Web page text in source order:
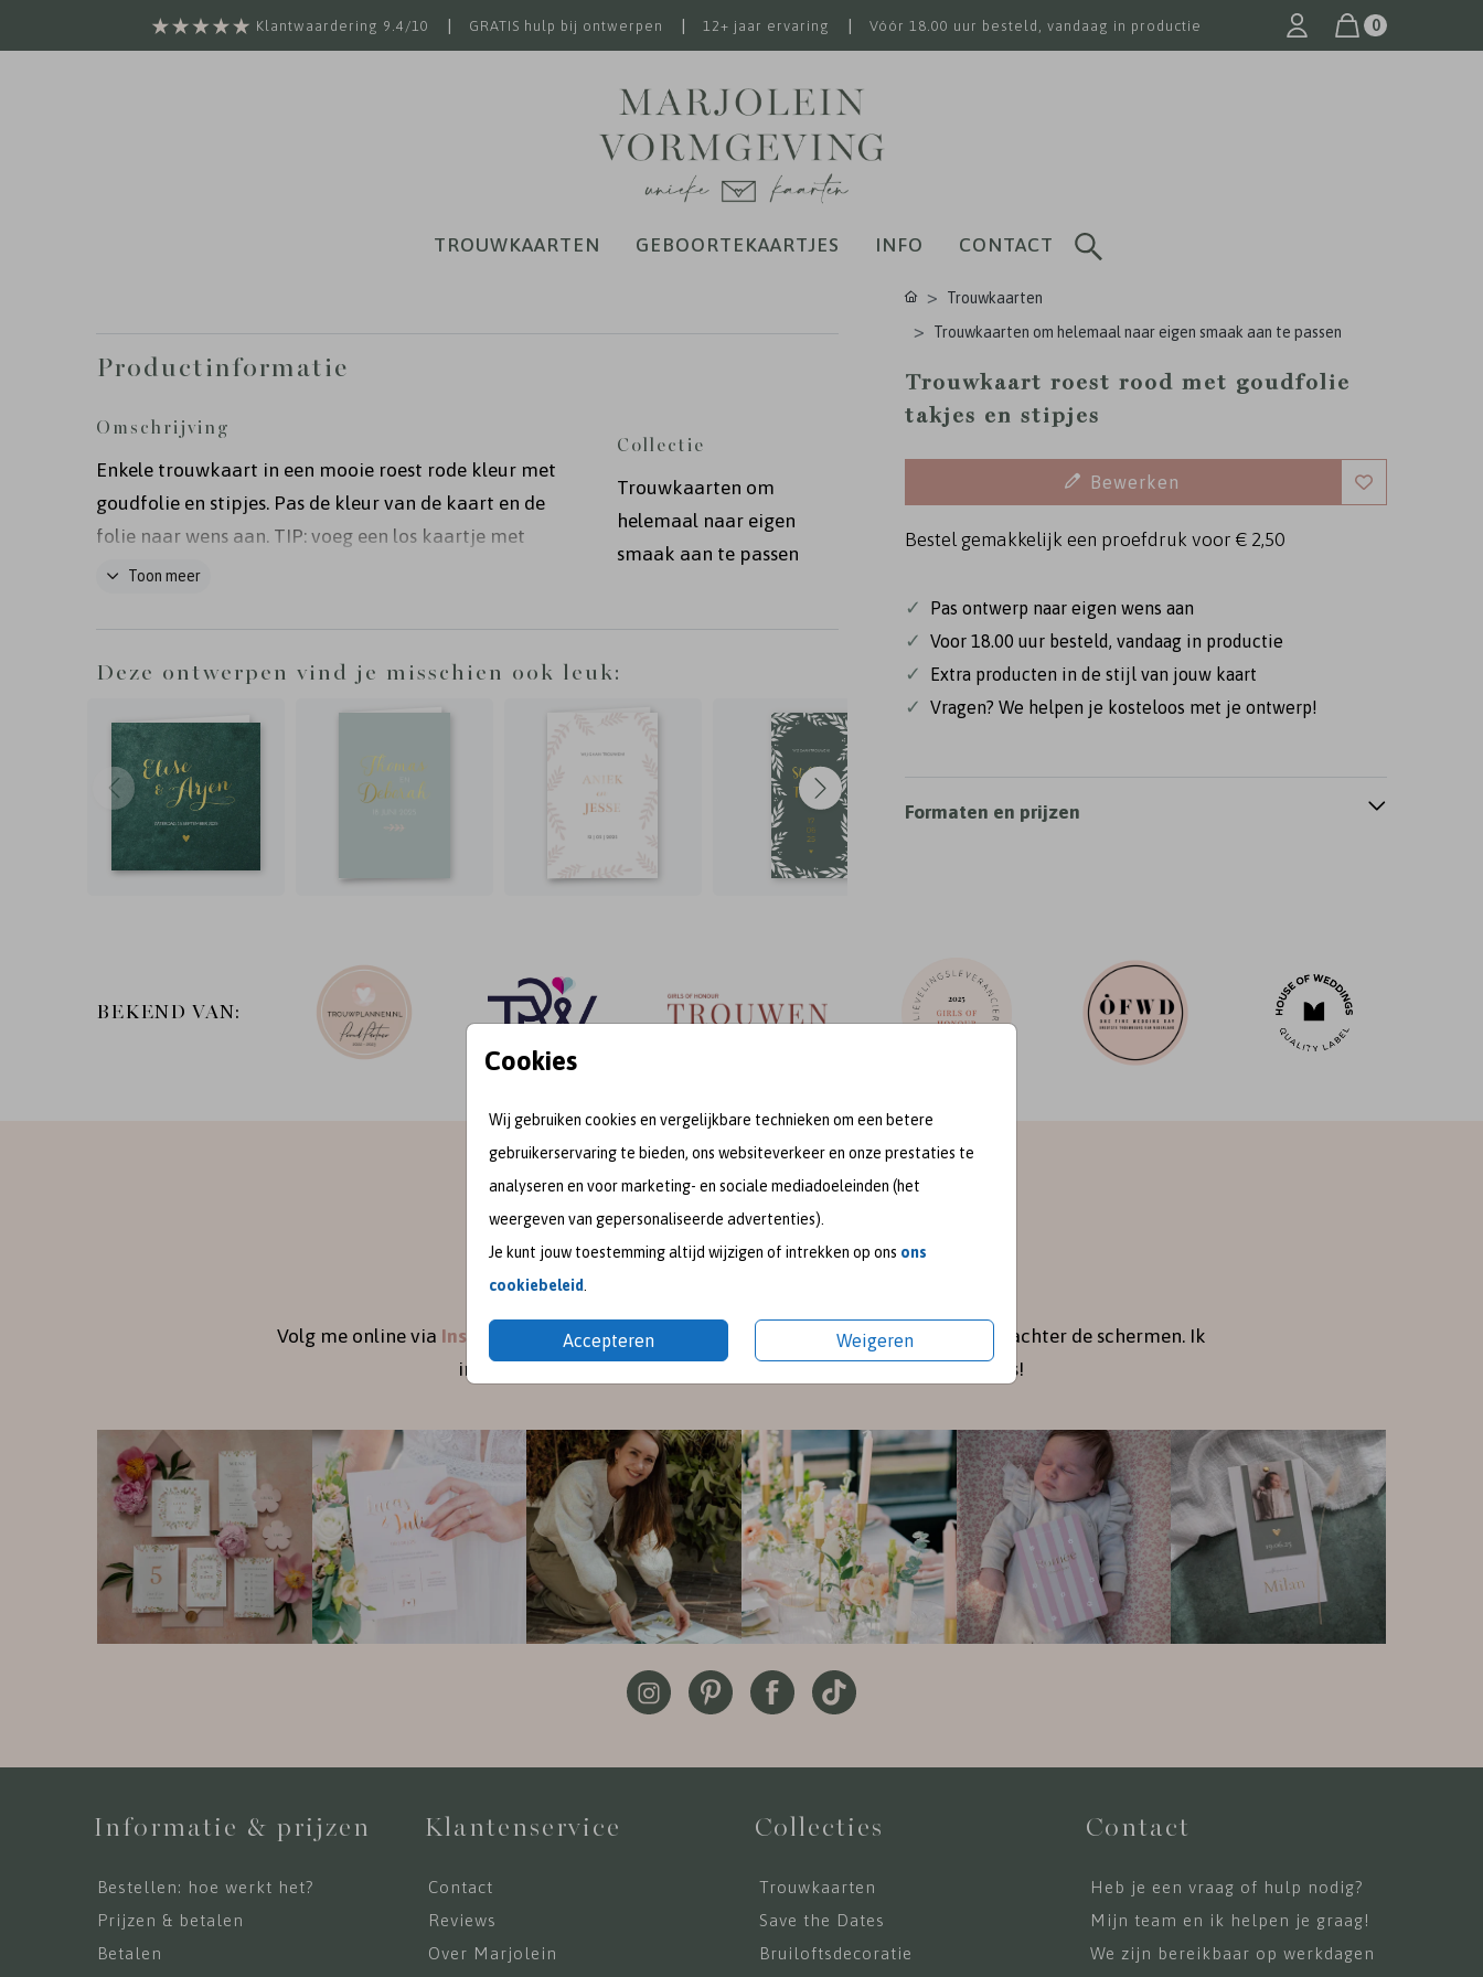
Klantwaardering 9.4/10 GRATIS hulp bij ontwerpen 12+ jaar ervaring Vóór 18.00 uur besteld, vandaag in productie 0
TROUWKAARTEN GEBOORTEKAARTJES INFO CONTACT
Cookies
Wij gebruiken cookies en vergelijkbare technieken om een betere
gebruikerservaring te bieden, ons websiteverkeer en onze prestaties te
analyseren en voor marketing- en sociale mediadoeleinden (het
weergeven van gepersonaliseerde advertenties).
Je kunt jouw toestemming altijd wijzigen of intrekken op ons ons
cookiebeleid
Accepteren Weigeren
Productinformatie
Omschrijving
Enkele trouwkaart in een mooie roest rode kleur met
goudfolie en stipjes. Pas de kleur van de kaart en de
folie naar wens aan. TIP: voeg een los kaartje met
foto of dagprogramma toe aan de kaart.
Toon meer
Collectie
Trouwkaarten om
helemaal naar eigen
smaak aan te passen
Deze ontwerpen vind je misschien ook leuk:
Trouwkaarten
Trouwkaarten om helemaal naar eigen smaak aan te passen
Trouwkaart roest rood met goudfolie
takjes en stipjes
Bewerken
Bestel gemakkelijk een proefdruk voor € 2,50
✓ Pas ontwerp naar eigen wens aan
✓ Voor 18.00 uur besteld, vandaag in productie
✓ Extra producten in de stijl van jouw kaart
✓ Vragen? We helpen je kosteloos met je ontwerp!
Formaten en prijzen
BEKEND VAN:
meet me on
SOCIAL MEDIA
Volg me online via Instagram Pinterestvoor de nieuwste ontwerpen en een kijkje achter de schermen. Ik
inspireer je graag met mooie trouwkaarten en geboortekaartjes!
Informatie & prijzen
Bestellen: hoe werkt het?
Prijzen & betalen
Betalen
Klantenservice
Contact
Reviews
Over Marjolein
Collecties
Trouwkaarten
Save the Dates
Bruiloftsdecoratie
Contact
Heb je een vraag of hulp nodig?
Mijn team en ik helpen je graag!
We zijn bereikbaar op werkdagen